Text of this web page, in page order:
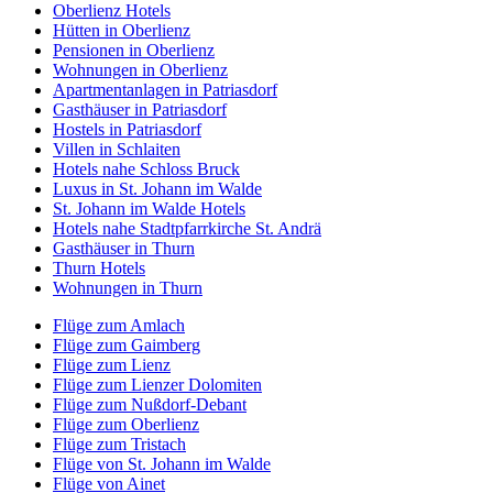
Oberlienz Hotels
Hütten in Oberlienz
Pensionen in Oberlienz
Wohnungen in Oberlienz
Apartmentanlagen in Patriasdorf
Gasthäuser in Patriasdorf
Hostels in Patriasdorf
Villen in Schlaiten
Hotels nahe Schloss Bruck
Luxus in St. Johann im Walde
St. Johann im Walde Hotels
Hotels nahe Stadtpfarrkirche St. Andrä
Gasthäuser in Thurn
Thurn Hotels
Wohnungen in Thurn
Flüge zum Amlach
Flüge zum Gaimberg
Flüge zum Lienz
Flüge zum Lienzer Dolomiten
Flüge zum Nußdorf-Debant
Flüge zum Oberlienz
Flüge zum Tristach
Flüge von St. Johann im Walde
Flüge von Ainet